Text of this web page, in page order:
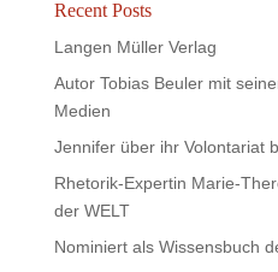
Recent Posts
Langen Müller Verlag
Autor Tobias Beuler mit
Medien
Jennifer über ihr Volontariat
Rhetorik-Expertin Marie-
der WELT
Nominiert als Wissensbuch